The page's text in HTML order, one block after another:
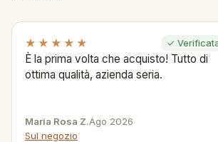
★★★★★ ✓
È la prima volta che acquisto! Tutto di
ottima qualità, azienda seria.
Maria Rosa Z.Ago 2026
Sul negozio